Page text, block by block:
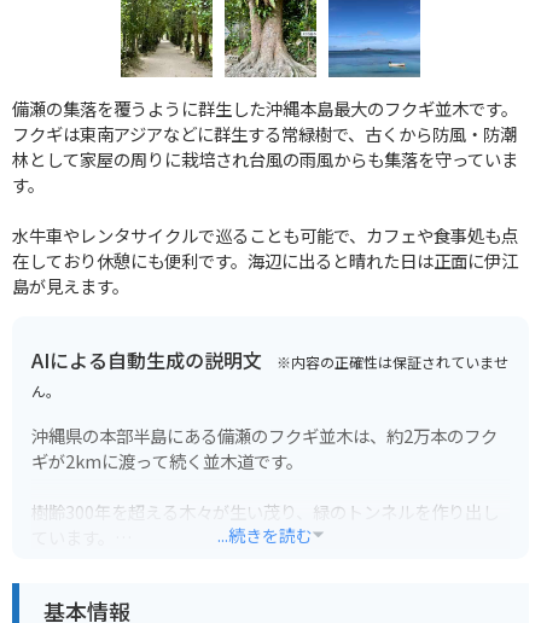
備瀬の集落を覆うように群生した沖縄本島最大のフクギ並木です。
フクギは東南アジアなどに群生する常緑樹で、古くから防風・防潮
林として家屋の周りに栽培され台風の雨風からも集落を守っていま
す。
水牛車やレンタサイクルで巡ることも可能で、カフェや食事処も点
在しており休憩にも便利です。海辺に出ると晴れた日は正面に伊江
島が見えます。
AIによる自動生成の説明文 ※内容の正確性は保証されていませ
ん。
沖縄県の本部半島にある備瀬のフクギ並木は、約2万本のフク
ギが2kmに渡って続く並木道です。
樹齢300年を超える木々が生い茂り、緑のトンネルを作り出し
散策路も整備されているので、ゆっくりと歩いて沖縄の自然を
...続きを読む
基本情報